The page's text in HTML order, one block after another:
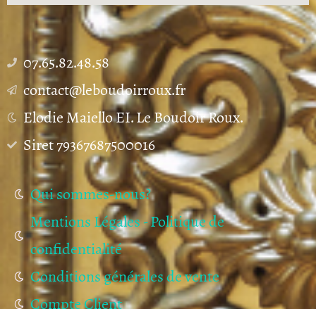
07.65.82.48.58
contact@leboudoirroux.fr
Elodie Maiello EI. Le Boudoir Roux.
Siret 79367687500016
Qui sommes-nous?
Mentions Légales - Politique de
confidentialité
Conditions générales de vente
Compte Client